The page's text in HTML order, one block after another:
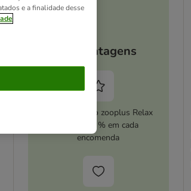
As vantagens
Ative o serviço zooplus Relax
e poupe 5 % em cada
encomenda
e a finalidade desse